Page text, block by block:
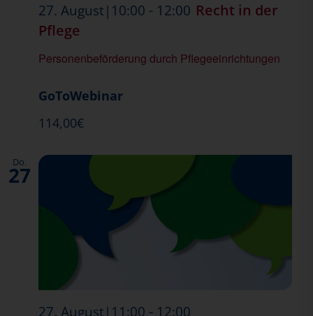
Personenbeförderung durch Pflegeeinrichtungen
27. August|10:00 - 12:00 Recht in der
Pflege
GoToWebinar
114,00€
Do.
27
27. August|11:00 - 12:00